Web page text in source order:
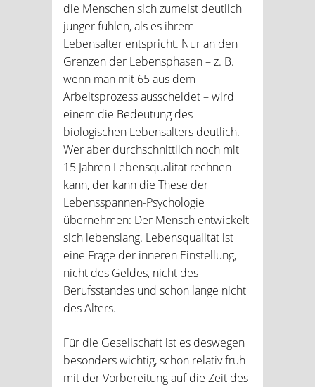
die Menschen sich zumeist deutlich
jünger fühlen, als es ihrem
Lebensalter entspricht. Nur an den
Grenzen der Lebensphasen – z. B.
wenn man mit 65 aus dem
Arbeitsprozess ausscheidet – wird
einem die Bedeutung des
biologischen Lebensalters deutlich.
Wer aber durchschnittlich noch mit
15 Jahren Lebensqualität rechnen
kann, der kann die These der
Lebensspannen-Psychologie
übernehmen: Der Mensch entwickelt
sich lebenslang. Lebensqualität ist
eine Frage der inneren Einstellung,
nicht des Geldes, nicht des
Berufsstandes und schon lange nicht
des Alters.
Für die Gesellschaft ist es deswegen
besonders wichtig, schon relativ früh
mit der Vorbereitung auf die Zeit des